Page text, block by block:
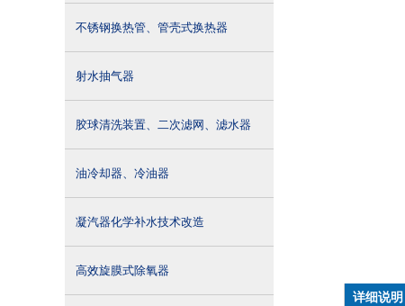
详细说明
不锈钢换热管、管壳式换热器
射水抽气器
胶球清洗装置、二次滤网、滤水器
油冷却器、冷油器
凝汽器化学补水技术改造
高效旋膜式除氧器